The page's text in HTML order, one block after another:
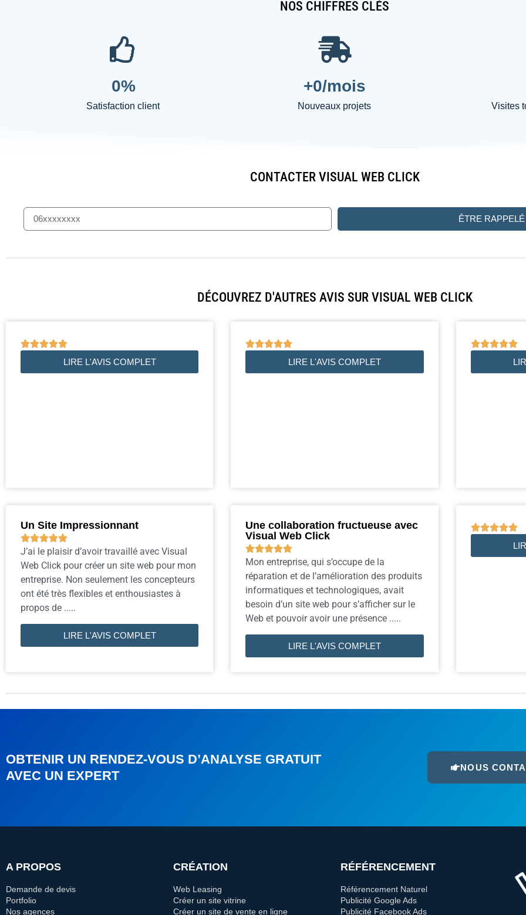
NOS CHIFFRES CLÉS
Satisfaction client
0%
Nouveaux projets
+0/mois
Visites
CONTACTER VISUAL WEB CLICK
ÊTRE RAPPELÉ
DÉCOUVREZ D'AUTRES AVIS SUR VISUAL WEB CLICK

LIRE L'AVIS COMPLET

LIRE L'AVIS COMPLET

Un Site Impressionnant

J’ai le plaisir d’avoir travaillé avec Visual
Web Click pour créer un site web pour mon
entreprise. Non seulement les concepteurs
ont été très flexibles et enthousiastes à
propos de .....
LIRE L'AVIS COMPLET
Une collaboration fructueuse avec
Visual Web Click

Mon entreprise, qui s’occupe de la
réparation et de l’amélioration des produits
informatiques et technologiques, avait
besoin d’un site web pour s’afficher sur le
Web et pouvoir avoir une présence .....
LIRE L'AVIS COMPLET

OBTENIR UN RENDEZ-VOUS D’ANALYSE GRATUIT
AVEC UN EXPERT
NOUS
A PROPOS
Demande de devis
Portfolio
Nos agences
CRÉATION
Web Leasing
Créer un site vitrine
Créer un site de vente en ligne
RÉFÉRENCEMENT
Référencement Naturel
Publicité Google Ads
Publicité Facebook Ads